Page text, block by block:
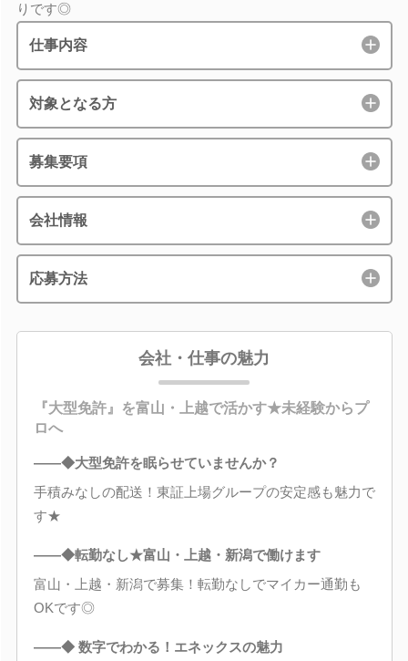
りです◎
仕事内容
対象となる方
募集要項
会社情報
応募方法
会社・仕事の魅力
『大型免許』を富山・上越で活かす★未経験からプ
ロへ
――◆大型免許を眠らせていませんか？
手積みなしの配送！東証上場グループの安定感も魅力で
す★
――◆転勤なし★富山・上越・新潟で働けます
富山・上越・新潟で募集！転勤なしでマイカー通勤も
OKです◎
――◆ 数字でわかる！エネックスの魅力